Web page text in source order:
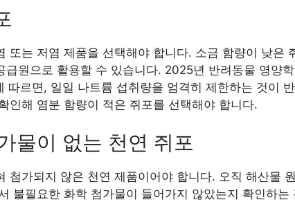
또는 저염 제품을 선택해야 합니다. 소금 함량이 낮은
급원으로 활용할 수 있습니다. 2025년 반려동물 영양
르면, 일일 나트륨 섭취량을 엄격히 제한하는 것이
인해 염분 함량이 적은 쥐포를 선택해야 합니다.
물이 없는 천연 쥐포
첨가되지 않은 천연 제품이어야 합니다. 오직 해산물
불필요한 화학 첨가물이 들어가지 않았는지 확인하는